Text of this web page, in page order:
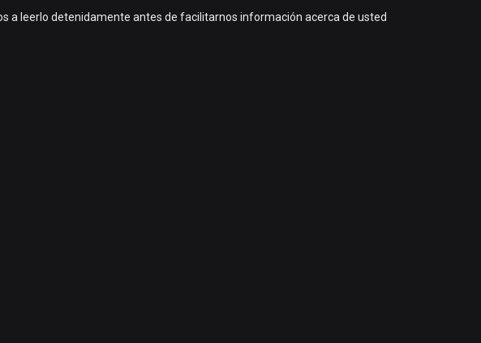
a leerlo detenidamente antes de facilitarnos información acerca de usted